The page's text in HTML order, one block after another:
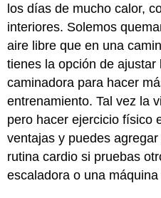
los días de mucho calor,
interiores. Solemos
aire libre que en una
tienes la opción de ajustar
caminadora para hacer
entrenamiento. Tal vez la
pero hacer ejercicio físico
ventajas y puedes
rutina cardio si pruebas
escaladora o una